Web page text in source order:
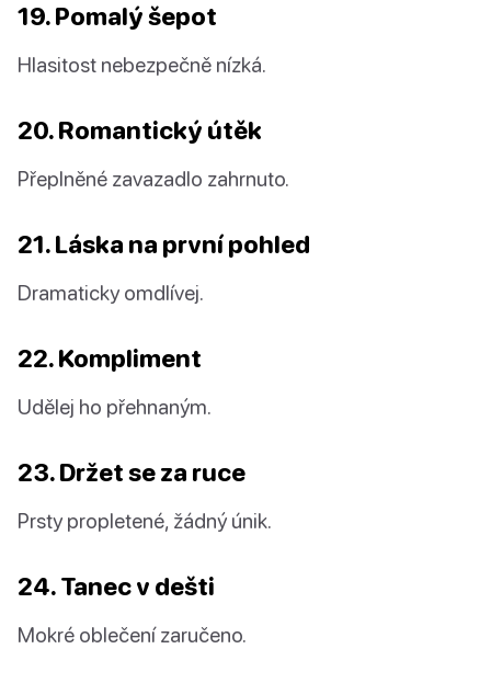
19. Pomalý šepot
Hlasitost nebezpečně nízká.
20. Romantický útěk
Přeplněné zavazadlo zahrnuto.
21. Láska na první pohled
Dramaticky omdlívej.
22. Kompliment
Udělej ho přehnaným.
23. Držet se za ruce
Prsty propletené, žádný únik.
24. Tanec v dešti
Mokré oblečení zaručeno.